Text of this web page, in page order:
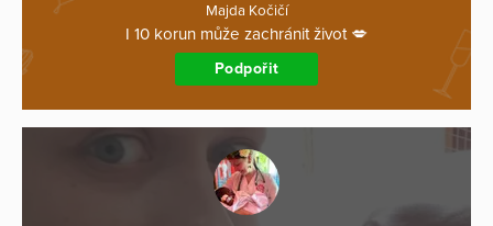
Majda Kočičí
I 10 korun může zachránit život 💋
Podpořit